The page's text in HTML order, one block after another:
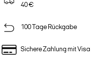
40 €
100 Tage Rückgabe
Sichere Zahlung mit Visa